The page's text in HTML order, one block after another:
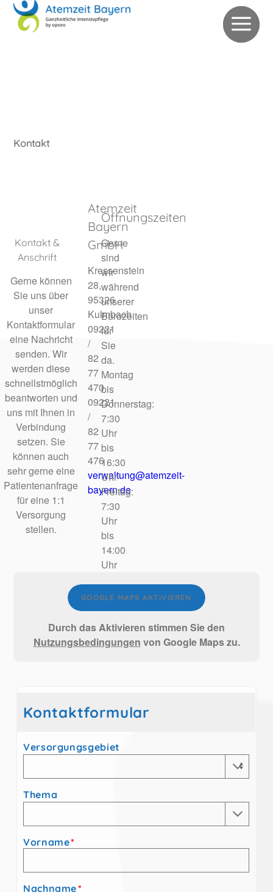
Kontakt
Kontakt &
Anschrift
Gerne können
Sie uns über
unser
Kontaktformular
eine Nachricht
senden. Wir
werden diese
schnellstmöglich
beantworten und
uns mit Ihnen in
Verbindung
setzen. Sie
können auch
sehr gerne eine
Patientenanfrage
für eine 1:1
Versorgung
stellen.
Atemzeit
Bayern
GmbH
Kressenstein
28,
95326
Kulmbach
09221
/
82
77
470
09221
/
82
77
476
verwaltung@atemzeit-
bayern.de
Öffnungszeiten
Gerne
sind
wir
während
unserer
Bürozeiten
für
Sie
da.
Montag
bis
Donnerstag:
7:30
Uhr
bis
16:30
Uhr
Freitag:
7:30
Uhr
bis
14:00
Uhr
GOOGLE MAPS AKTIVIEREN
Durch das Aktivieren stimmen Sie den
Nutzungsbedingungen von Google Maps zu.